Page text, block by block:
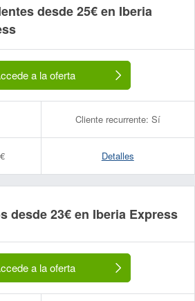
desde 25€ en Iberia
a la oferta
Cliente recurrente: Sí
Detalles
desde 23€ en Iberia Express
a la oferta